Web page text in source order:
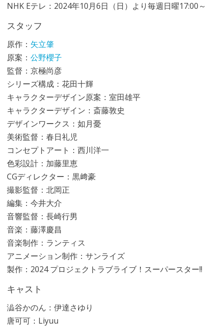
NHK Eテレ：2024年10月6日（日）より毎週日曜17:00～
スタッフ
原作： 矢立肇
原案： 公野櫻子
監督：京極尚彦
シリーズ構成：花田十輝
キャラクターデザイン原案：室田雄平
キャラクターデザイン：斎藤敦史
デザインワークス：如月憂
美術監督：春日礼児
コンセプトアート：西川洋一
色彩設計：加藤里恵
CGディレクター：黒﨑豪
撮影監督：北岡正
編集：今井大介
音響監督：長崎行男
音楽：藤澤慶昌
音楽制作：ランティス
アニメーション制作：サンライズ
製作：2024 プロジェクトラブライブ！スーパースター!!
キャスト
澁谷かのん：伊達さゆり
唐可可：Liyuu